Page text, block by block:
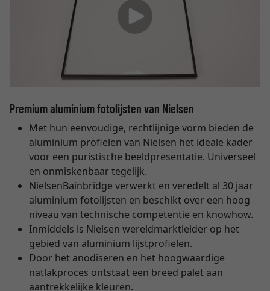
Premium aluminium fotolijsten van Nielsen
Met hun eenvoudige, rechtlijnige vorm bieden de
aluminium profielen van Nielsen het ideale kader
voor een puristische beeldpresentatie. Universeel
en onmiskenbaar tegelijk.
NielsenBainbridge verwerkt en veredelt al 30 jaar
aluminium fotolijsten en beschikt over een hoog
niveau van technische competentie en knowhow.
Inmiddels is Nielsen wereldmarktleider op het
gebied van aluminium lijstprofielen.
Door het anodiseren en het hoogwaardige
natlakproces ontstaat een breed palet aan
aantrekkelijke kleuren.